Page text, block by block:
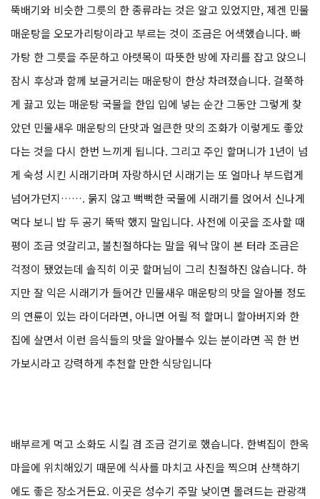
뚝배기와 비슷한 그릇의 한 종류라는 것은 알고 있었지만, 제겐 민물
매운탕을 오모가리탕이라고 부르는 것이 조금은 어색했습니다. 빠
가탕 한 그릇을 주문하고 아랫목이 따뜻한 방에 자리를 잡고 앉으니
잠시 후상과 함께 보글거리는 매운탕이 한상 차려졌습니다. 걸쭉하
게 끓고 있는 매운탕 국물을 한입 입에 넣는 순간 그동안 그렇게 찾
았던 민물새우 매운탕의 단맛과 얼큰한 맛의 조화가 이렇게도 좋았
다는 것을 다시 한번 느끼게 됩니다. 그리고 주인 할머니가 1년이 넘
게 숙성 시킨 시래기라며 자랑하시던 시래기는 또 얼마나 부드럽게
넘어가던지……. 묽지 않고 뻑뻑한 국물에 시래기를 얹어서 신나게
먹다 보니 밥 두 공기 뚝딱 했지 말입니다. 사전에 이곳을 조사할 때
평이 조금 엇갈리고, 불친절하다는 말을 워낙 많이 본 터라 조금은
걱정이 됐었는데 솔직히 이곳 할머님이 그리 친절하진 않습니다. 하
지만 잘 익은 시래기가 들어간 민물새우 매운탕의 맛을 알아볼 정도
의 연륜이 있는 라이더라면, 아니면 어릴 적 할머니 할아버지와 한
집에 살면서 이런 음식들의 맛을 알아볼수 있는 분이라면 꼭 한 번
가보시라고 강력하게 추천할 만한 식당입니다
배부르게 먹고 소화도 시킬 겸 조금 걷기로 했습니다. 한벽집이 한옥
마을에 위치해있기 때문에 식사를 마치고 사진을 찍으며 산책하기
에도 좋은 장소거든요. 이곳은 성수기 주말 낮이면 몰려드는 관광객